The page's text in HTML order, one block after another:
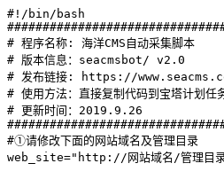
#!/bin/bash
# 程序名称: 海洋CMS自动采集脚本
# 版本信息：seacmsbot/ v2.0
# 发布链接: https://
# 使用方法：直接复制代码到宝塔计划
# 更新时间：2019.9.26
#①请修改下面的网站域名及管理目录
web_site="http://网站域名/管理目